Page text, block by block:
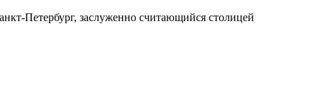
Петербург, заслуженно считающийся столицей